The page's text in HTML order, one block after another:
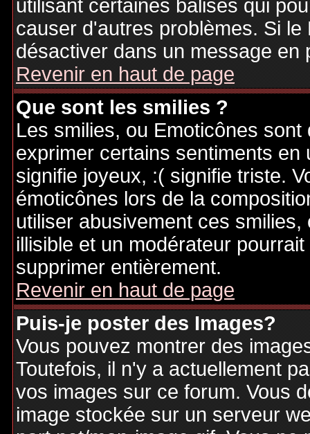
utilisant certaines balises qui
causer d'autres problèmes. Si
désactiver dans un message en
Revenir en haut de page
Que sont les smilies ?
Les smilies, ou Emoticônes
exprimer certains sentiments
signifie joyeux, :( signifie triste.
émoticônes lors de la
utiliser abusivement ces
illisible et un modérateur
supprimer entièrement.
Revenir en haut de page
Puis-je poster des Images?
Vous pouvez montrer des
Toutefois, il n'y a actuellement
vos images sur ce forum. Vous
image stockée sur un serveur